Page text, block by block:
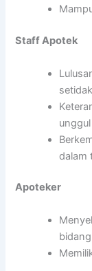
Staff Apotek
unggul
dalam
Apoteker